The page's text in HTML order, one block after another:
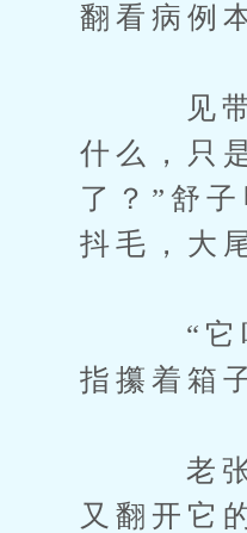
翻看病例
见带着
什么，只
了？”舒
抖毛，大
“它吐了
指攥着箱
老张“嗯
又翻开它